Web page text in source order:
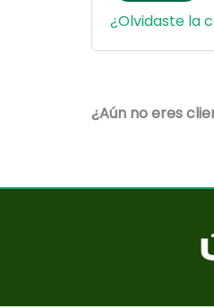
¿Olvidaste la
¿Aún no eres